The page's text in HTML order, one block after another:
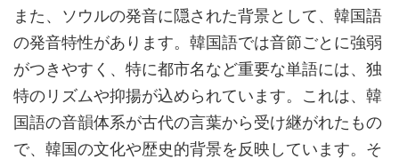
また、ソウルの発音に隠された背景として、韓国語
の発音特性があります。韓国語では音節ごとに強弱
がつきやすく、特に都市名など重要な単語には、独
特のリズムや抑揚が込められています。これは、韓
国語の音韻体系が古代の言葉から受け継がれたもの
で、韓国の文化や歴史的背景を反映しています。そ